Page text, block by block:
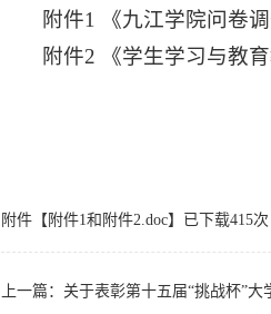
附件1 《九江学院问卷调
附件2 《学生学习与教
附件【 附件1和附件2.doc】已下载415次
上一篇： 关于表彰第十五届“挑战杯”